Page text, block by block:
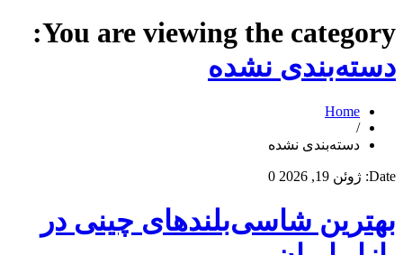
You are viewing the category:
دسته‌بندی نشده
Home
/
دسته‌بندی نشده
Date: ژوئن 19, 2026 0
بهترین شاسی‌بلندهای چینی در